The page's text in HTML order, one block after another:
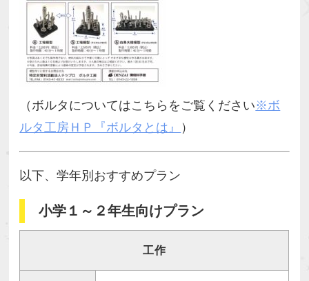
（ボルタについてはこちらをご覧ください※ボ
ルタ工房ＨＰ『ボルタとは』
）
以下、学年別おすすめプラン
小学１～２年生向けプラン
工作